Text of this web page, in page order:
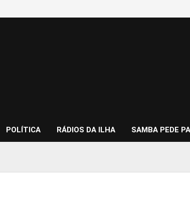
POLÍTICA RÁDIOS DA ILHA SAMBA PEDE